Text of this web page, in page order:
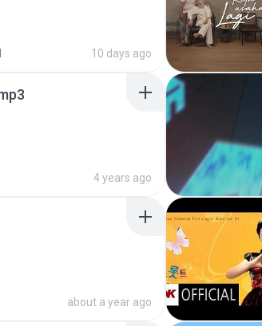
10 days ago
4 years ago
about a year ago